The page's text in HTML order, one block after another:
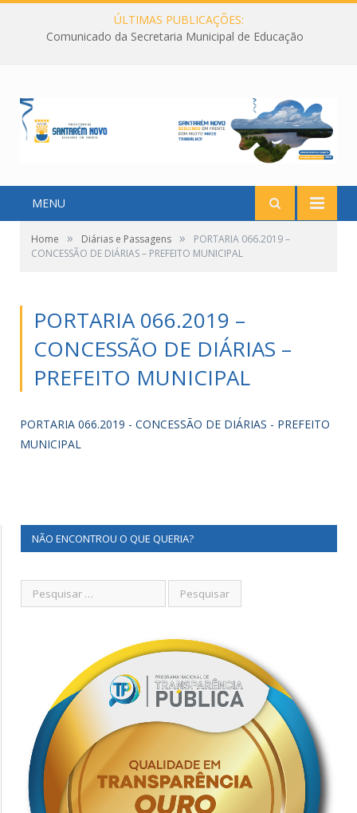
ÚLTIMAS PUBLICAÇÕES:
Comunicado da Secretaria Municipal de Educação
MENU
Home » Diárias e Passagens »
PORTARIA 066.2019 –
CONCESSÃO DE DIÁRIAS – PREFEITO MUNICIPAL
PORTARIA 066.2019 –
CONCESSÃO DE DIÁRIAS –
PREFEITO MUNICIPAL
PORTARIA 066.2019 - CONCESSÃO DE DIÁRIAS - PREFEITO
MUNICIPAL
NÃO ENCONTROU O QUE QUERIA?